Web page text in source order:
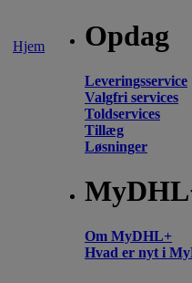
Hjem Opdag
Leveringsservice
Valgfri services
Toldservices
Tillæg
Løsninger
Om MyDHL+
Hvad er nyt i